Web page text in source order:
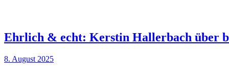
Ehrlich & echt: Kerstin Hallerbach über
8. August 2025